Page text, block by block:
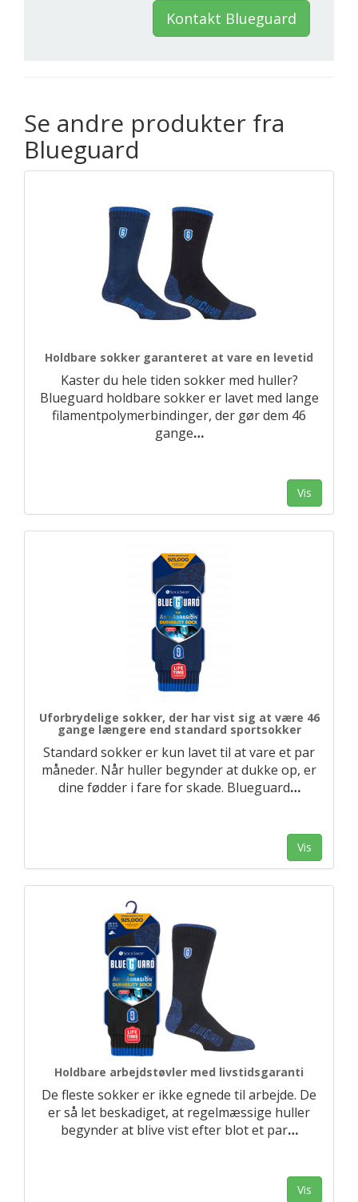
Kontakt Blueguard
Se andre produkter fra
Blueguard
Holdbare sokker garanteret at vare en levetid
Kaster du hele tiden sokker med huller?
Blueguard holdbare sokker er lavet med lange
filamentpolymerbindinger, der gør dem 46
gange…
Vis
Uforbrydelige sokker, der har vist sig at være 46
gange længere end standard sportsokker
Standard sokker er kun lavet til at vare et par
måneder. Når huller begynder at dukke op, er
dine fødder i fare for skade. Blueguard…
Vis
Holdbare arbejdstøvler med livstidsgaranti
De fleste sokker er ikke egnede til arbejde. De
er så let beskadiget, at regelmæssige huller
begynder at blive vist efter blot et par…
Vis